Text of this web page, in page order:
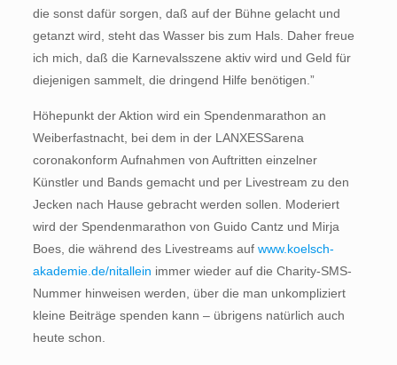
die sonst dafür sorgen, daß auf der Bühne gelacht und
getanzt wird, steht das Wasser bis zum Hals. Daher freue
ich mich, daß die Karnevalsszene aktiv wird und Geld für
diejenigen sammelt, die dringend Hilfe benötigen.”
Höhepunkt der Aktion wird ein Spendenmarathon an
Weiberfastnacht, bei dem in der LANXESSarena
coronakonform Aufnahmen von Auftritten einzelner
Künstler und Bands gemacht und per Livestream zu den
Jecken nach Hause gebracht werden sollen. Moderiert
wird der Spendenmarathon von Guido Cantz und Mirja
Boes, die während des Livestreams auf www.koelsch-
akademie.de/nitallein immer wieder auf die Charity-SMS-
Nummer hinweisen werden, über die man unkompliziert
kleine Beiträge spenden kann – übrigens natürlich auch
heute schon.